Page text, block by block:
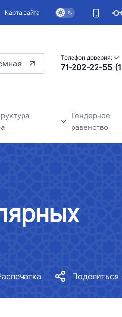
Карта сайта
Телефон доверия:
71-202-22-55
Гендерное
равенство
Стратегия
Поделиться